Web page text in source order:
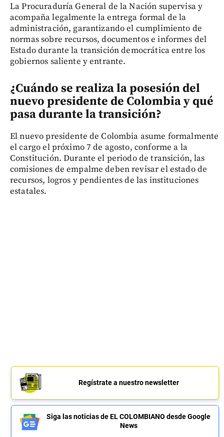
La Procuraduría General de la Nación supervisa y
acompaña legalmente la entrega formal de la
administración, garantizando el cumplimiento de
normas sobre recursos, documentos e informes del
Estado durante la transición democrática entre los
gobiernos saliente y entrante.
¿Cuándo se realiza la posesión del
nuevo presidente de Colombia y qué
pasa durante la transición?
El nuevo presidente de Colombia asume formalmente
el cargo el próximo 7 de agosto, conforme a la
Constitución. Durante el periodo de transición, las
comisiones de empalme deben revisar el estado de
recursos, logros y pendientes de las instituciones
estatales.
Regístrate a nuestro newsletter
Siga las noticias de EL COLOMBIANO desde Google
News